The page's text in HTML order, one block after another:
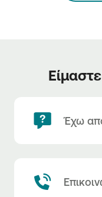
Έχω